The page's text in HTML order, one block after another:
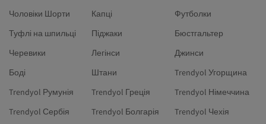
Чоловіки Шорти
Капці
Футболки
Туфлі на шпильці
Піджаки
Бюстгальтер
Черевики
Легінси
Джинси
Боді
Штани
Trendyol Угорщина
Trendyol Румунія
Trendyol Греція
Trendyol Німеччина
Trendyol Сербія
Trendyol Болгарія
Trendyol Чехія